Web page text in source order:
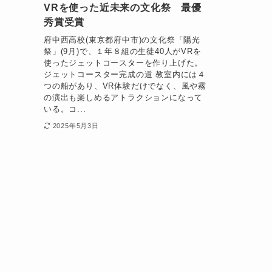
VRを使った近未来の文化祭 最優
秀賞受賞
府中西高校(東京都府中市)の文化祭「陽光
祭」(9月)で、１年８組の生徒40人がVRを
使ったジェットコースターを作り上げた。
ジェットコースター完成の道 教室内には４
つの船があり、VR体験だけでなく、風や霧
の演出も楽しめるアトラクションになって
いる。コ...
2025年5月3日